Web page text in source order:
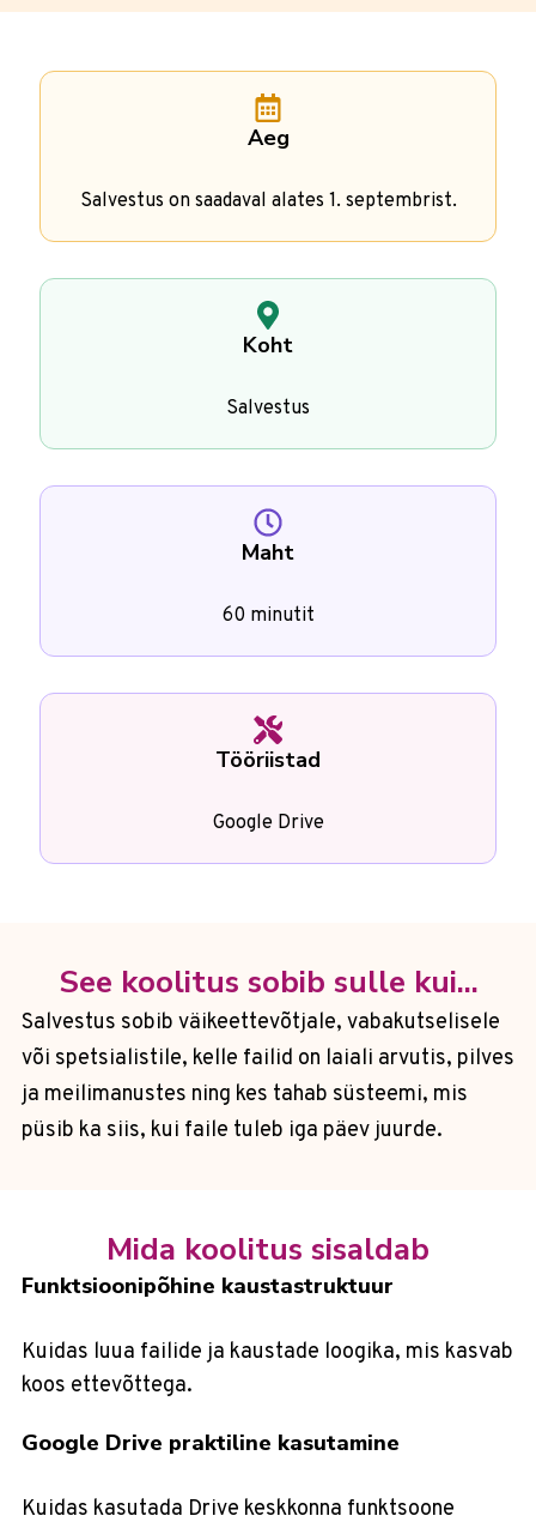
Aeg
Salvestus on saadaval alates 1. septembrist.
Koht
Salvestus
Maht
60 minutit
Tööriistad
Google Drive
See koolitus sobib sulle kui...
Salvestus sobib väikeettevõtjale, vabakutselisele
või spetsialistile, kelle failid on laiali arvutis, pilves
ja meilimanustes ning kes tahab süsteemi, mis
püsib ka siis, kui faile tuleb iga päev juurde.
Mida koolitus sisaldab
Funktsioonipõhine kaustastruktuur
Kuidas luua failide ja kaustade loogika, mis kasvab
koos ettevõttega.
Google Drive praktiline kasutamine
Kuidas kasutada Drive keskkonna funktsoone